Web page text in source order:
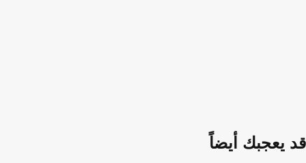
قد يعجبك أيضاً